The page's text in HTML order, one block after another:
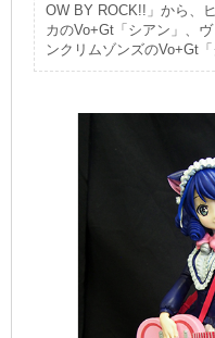
OW BY ROCK!!」から、
カのVo+Gt「シアン」、
ンクリムゾンズのVo+Gt